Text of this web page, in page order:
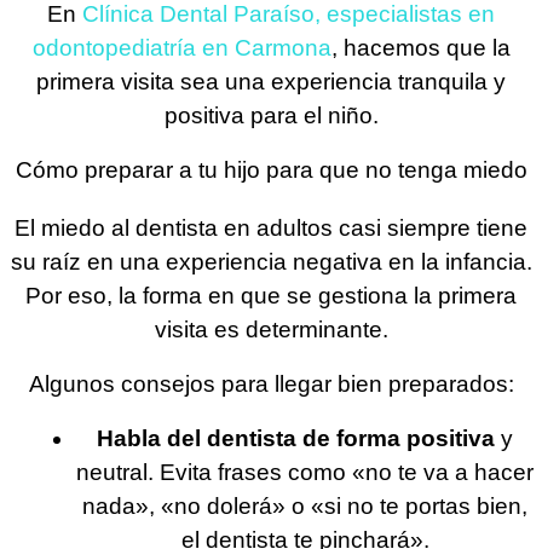
En Clínica Dental Paraíso, especialistas en
odontopediatría en Carmona, hacemos que la
primera visita sea una experiencia tranquila y
positiva para el niño.
Cómo preparar a tu hijo para que no tenga miedo
El miedo al dentista en adultos casi siempre tiene
su raíz en una experiencia negativa en la infancia.
Por eso, la forma en que se gestiona la primera
visita es determinante.
Algunos consejos para llegar bien preparados:
Habla del dentista de forma positiva y
neutral. Evita frases como «no te va a hacer
nada», «no dolerá» o «si no te portas bien,
el dentista te pinchará».